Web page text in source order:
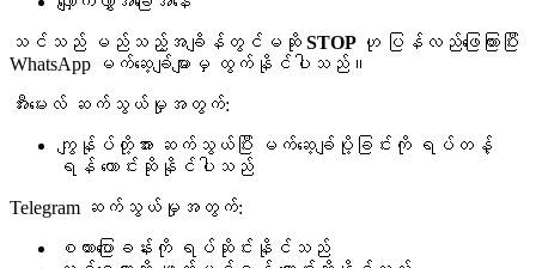
သင်သည် မည်သည့်အချိန်တွင်မဆို STOP ဟု ပြန်လည်ဖြေကြားပြီး
WhatsApp မက်ဆေ့ခ်ျများမှ ထွက်နိုင်ပါသည်။
အီးမေးလ် ဆက်သွယ်မှုအတွက်:
ကျွန်ုပ်တို့အား ဆက်သွယ်ပြီး မက်ဆေ့ခ်ျပို့ခြင်းကို ရပ်တန့်
ရန် တောင်းဆိုနိုင်ပါသည်
Telegram ဆက်သွယ်မှုအတွက်:
စကားပြောခန်းကို ရပ်ဆိုင်းနိုင်သည်